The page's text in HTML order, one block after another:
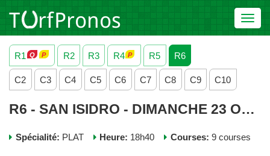
R1
R2 R3 R4 R5 R6
C2 C3 C4 C5 C6 C7 C8 C9 C10
R6 - SAN ISIDRO - DIMANCHE 23 OCTOBRE 2022
Spécialité: PLAT Heure: 18h40 Courses: 9 courses